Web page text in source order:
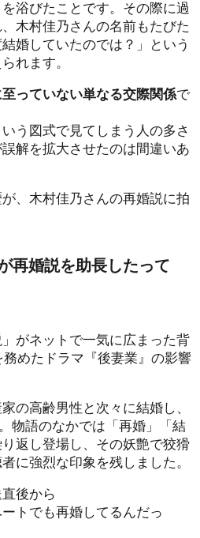
浴びたことです。その際に過
木村佳乃さんの名前もたびた
婚していたのでは？」という
れます。
っていない単なる交際関係で
う図式で見てしまう人の多さ
解を拡大させたのは間違いあ
、木村佳乃さんの再婚説に拍
再婚説を助長したって
がネットで一気に広まった背
めたドラマ『後妻業』の影響
の高齢男性と次々に結婚し、
物語のなかでは「再婚」「結
返し登場し、その妖艶で狡猾
に強烈な印象を残しました。
後から
トでも再婚してるんだっ